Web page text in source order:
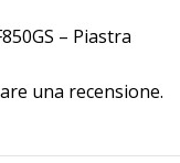
– Piastra
una recensione.